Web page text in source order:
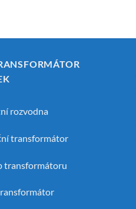
rozvodna
transformátor
transformátoru